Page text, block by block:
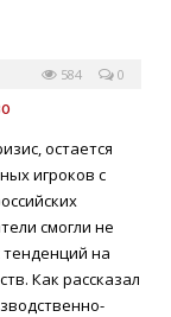
0
584
остается
игроков с
смогли не
на
Как рассказал